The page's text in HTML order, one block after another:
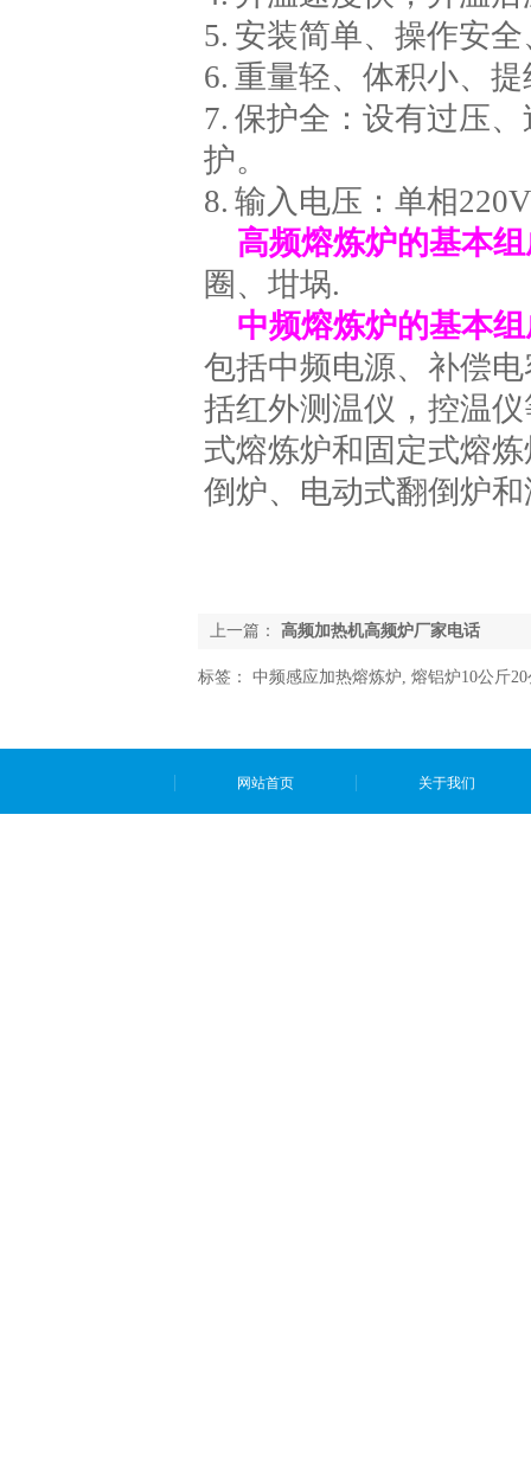
5. 安装简单、操作安
6. 重量轻、体积小、
7. 保护全：设有过压
护。
8. 输入电压：单相
高频熔炼炉的基本
圈、坩埚.
中频熔炼炉的基本
包括中频电源、补偿
括红外测温仪，控温
式熔炼炉和固定式熔
倒炉、电动式翻倒炉
上一篇： 高频加热机高频炉厂家电话
标签： 中频感应加热熔炼炉, 熔铝炉10公斤
网站首页 关于我们